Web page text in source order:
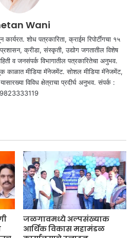
Wani
कार्यरत. शोध पत्रकारिता, क्राईम रिपोर्टींगचा १५
क्रीडा, संस्कृती, उद्योग जगतातील विशेष
व जनसंपर्क विभागातील पत्रकारितेचा अनुभव.
काळात मीडिया मॅनेजमेंट. सोशल मीडिया मॅनेजमेंट,
विविध क्षेत्राचा प्रदीर्घ अनुभव. संपर्क :
9823333119
जळगावमध्ये अल्पसंख्याक
आर्थिक विकास महामंडळ